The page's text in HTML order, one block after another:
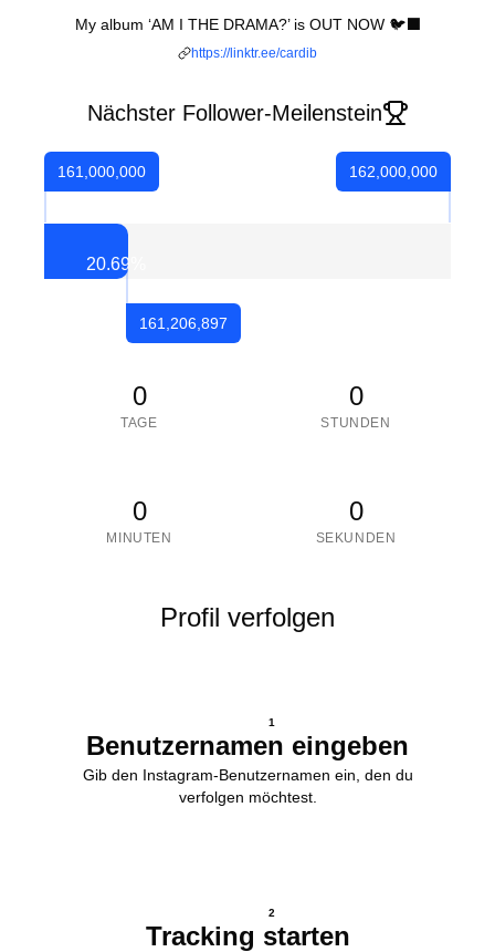
My album ‘AM I THE DRAMA?’ is OUT NOW 🐦‍⬛
https://linktr.ee/cardib
Nächster Follower-Meilenstein
161,000,000
20.69
161,206,897
162,000,000
0
TAGE
0
STUNDEN
0
MINUTEN
0
SEKUNDEN
Profil verfolgen
1
Benutzernamen eingeben
Gib den Instagram-Benutzernamen ein, den du
verfolgen möchtest.
2
Tracking starten